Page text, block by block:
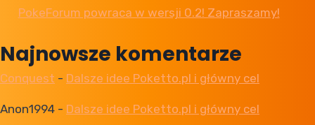
PokeForum powraca w wersji 0.2! Zapraszamy!
Najnowsze komentarze
Conquest - Dalsze idee Poketto.pl i główny cel
Anon1994 - Dalsze idee Poketto.pl i główny cel